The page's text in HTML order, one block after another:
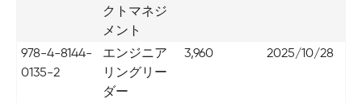
クトマネジ
メント
978-4-8144-
0135-2
エンジニア
リングリー
ダー
3,960 2025/10/28